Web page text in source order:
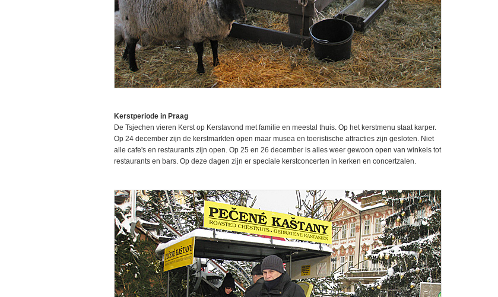
Kerstperiode in Praag
De Tsjechen vieren Kerst op Kerstavond met familie en meestal thuis. Op het kerstmenu staat karper.
Op 24 december zijn de kerstmarkten open maar musea en toeristische attracties zijn gesloten. Niet
alle cafe's en restaurants zijn open. Op 25 en 26 december is alles weer gewoon open van winkels tot
restaurants en bars. Op deze dagen zijn er speciale kerstconcerten in kerken en concertzalen.